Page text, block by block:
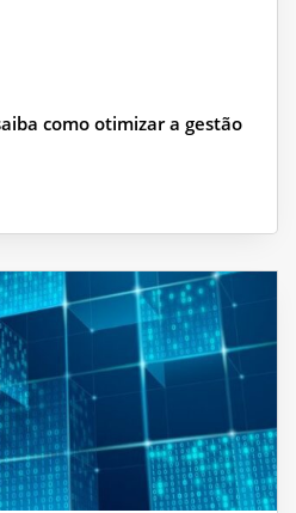
como otimizar a gestão